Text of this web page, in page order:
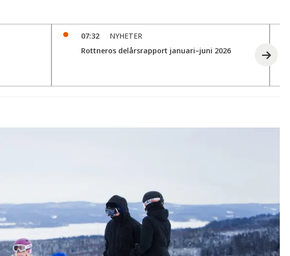
07:32
NYHETER
Rottneros delårsrapport januari–juni 2026